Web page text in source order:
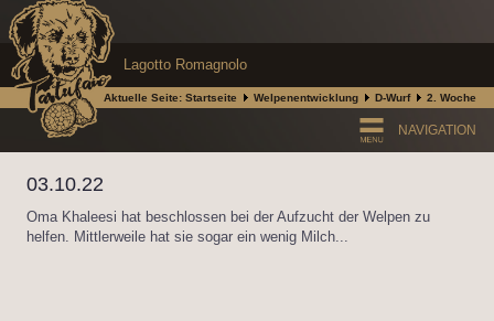
Lagotto Romagnolo
Aktuelle Seite: Startseite Welpenentwicklung D-Wurf 2. Woche
NAVIGATION
03.10.22
Oma Khaleesi hat beschlossen bei der Aufzucht der Welpen zu
helfen. Mittlerweile hat sie sogar ein wenig Milch...